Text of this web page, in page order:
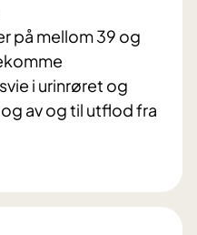
på mellom 39 og
i urinrøret og
av og til utflod fra